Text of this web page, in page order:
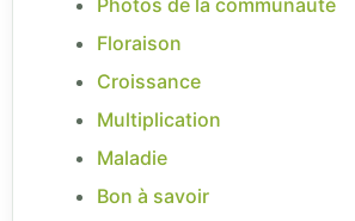
Photos de la communauté
Floraison
Croissance
Multiplication
Maladie
Bon à savoir